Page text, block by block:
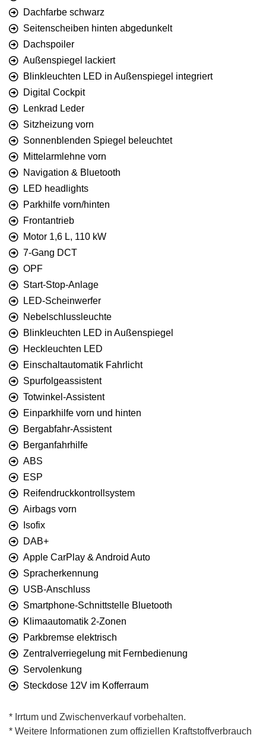
Dachfarbe schwarz
Seitenscheiben hinten abgedunkelt
Dachspoiler
Außenspiegel lackiert
Blinkleuchten LED in Außenspiegel integriert
Digital Cockpit
Lenkrad Leder
Sitzheizung vorn
Sonnenblenden Spiegel beleuchtet
Mittelarmlehne vorn
Navigation & Bluetooth
LED headlights
Parkhilfe vorn/hinten
Frontantrieb
Motor 1,6 L, 110 kW
7-Gang DCT
OPF
Start-Stop-Anlage
LED-Scheinwerfer
Nebelschlussleuchte
Blinkleuchten LED in Außenspiegel
Heckleuchten LED
Einschaltautomatik Fahrlicht
Spurfolgeassistent
Totwinkel-Assistent
Einparkhilfe vorn und hinten
Bergabfahr-Assistent
Berganfahrhilfe
ABS
ESP
Reifendruckkontrollsystem
Airbags vorn
Isofix
DAB+
Apple CarPlay & Android Auto
Spracherkennung
USB-Anschluss
Smartphone-Schnittstelle Bluetooth
Klimaautomatik 2-Zonen
Parkbremse elektrisch
Zentralverriegelung mit Fernbedienung
Servolenkung
Steckdose 12V im Kofferraum
* Irrtum und Zwischenverkauf vorbehalten.
* Weitere Informationen zum offiziellen Kraftstoffverbrauch